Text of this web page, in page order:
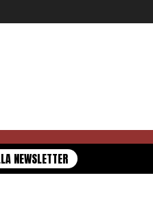
NEWSLETTER